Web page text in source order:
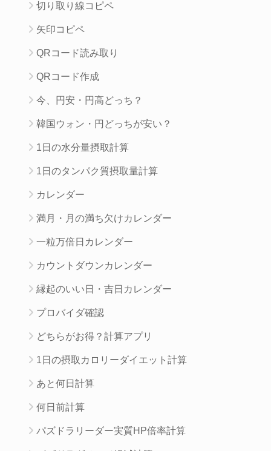
切り取り線コピペ
矢印コピペ
QRコード読み取り
QRコード作成
今、円安・円高どっち？
韓国ウォン・円どっちが安い？
1日の水分量摂取計算
1日のタンパク質摂取量計算
カレンダー
満月・月の満ち欠けカレンダー
一粒万倍日カレンダー
カウントダウンカレンダー
縁起のいい日・吉日カレンダー
プロバイダ確認
どちらがお得？計算アプリ
1日の摂取カロリーダイエット計算
あと何日計算
何日前計算
パズドラリーダー実質HP倍率計算